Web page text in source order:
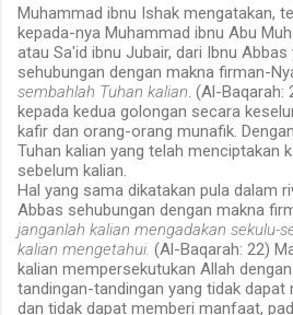
Muhammad ibnu Ishak mengatakan,
kepada-nya Muhammad ibnu Abu
atau Sa'id ibnu Jubair, dari Ibnu
sehubungan dengan makna firman-
sembahlah Tuhan kalian . (Al-
kepada kedua golongan secara
kafir dan orang-orang munafik.
Tuhan kalian yang telah menciptakan
sebelum kalian.
Hal yang sama dikatakan pula dalam
Abbas sehubungan dengan makna
janganlah kalian mengadakan sekulu-
kalian mengetahui. (Al-Baqarah: 22)
kalian mempersekutukan Allah
tandingan-tandingan yang tidak
dan tidak dapat memberi manfaat,